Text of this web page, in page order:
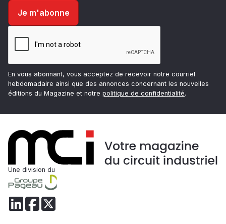
En vous abonnant, vous acceptez de recevoir notre courriel
hebdomadaire ainsi que des annonces concernant les nouvelles
éditions du Magazine et notre politique de confidentialité.
Une division du